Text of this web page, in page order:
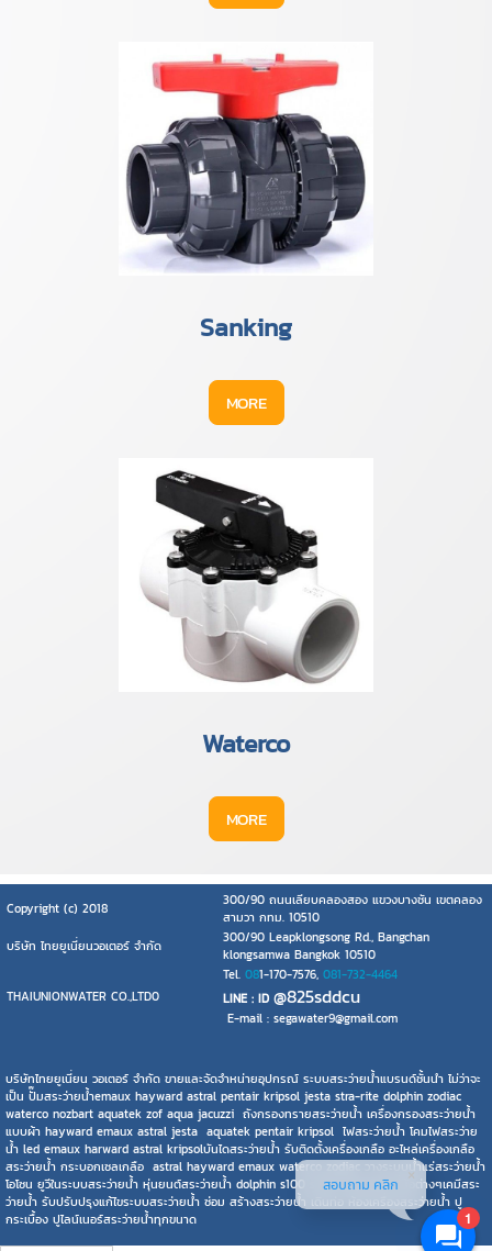
Sanking
MORE
Waterco
MORE
Copyright (c) 2018
300/90 ถนนเลียบคลองสอง แขวงบางชัน เขตคลอง
สามวา กทม. 10510
บริษัท ไทยยูเนี่ยนวอเตอร์ จำกัด
300/90 Leapklongsong Rd., Bangchan
klongsamwa Bangkok 10510
THAIUNIONWATER CO.,LTD0
Tel. 081-170-7576, 081-732-4464
LINE : ID @825sddcu
E-mail : segawater9@gmail.com
บริษัทไทยยูเนี่ยน วอเตอร์ จำกัด ขายและจัดจำหน่ายอุปกรณ์ ระบบสระว่ายน้ำแบรนด์ชั้นนำ ไม่ว่าจะ
เป็น ปั๊มสระว่ายน้ำemaux hayward astral pentair kripsol jesta stra-rite dolphin zodiac
waterco nozbart aquatek zof aqua jacuzzi ถังกรองทรายสระว่ายน้ำ เครื่องกรองสระว่ายน้ำ
แบบผ้า hayward emaux astral jesta aquatek pentair kripsol ไฟสระว่ายน้ำ โคมไฟสระว่าย
น้ำ led emaux harward astral kripsolบันไดสระว่ายน้ำ รับติดตั้งเครื่องเกลือ อะไหล่เครื่องเกลือ
สระว่ายน้ำ กระบอกเซลเกลือ astral hayward emaux waterco zodiac วางระบบน้ำแร่สระว่ายน้ำ
โอโซน ยูวีในระบบสระว่ายน้ำ หุ่นยนต์สระว่ายน้ำ dolphin s100 s200 hayward ยี่ห้อต่างๆเคมีสระ
ว่ายน้ำ รับปรับปรุงแก้ไขระบบสระว่ายน้ำ ซ่อม สร้างสระว่ายน้ำ เดินท่อ ห้องเครื่องสระว่ายน้ำ ปู
กระเบื้อง ปูไลน์เนอร์สระว่ายน้ำทุกขนาด
1
สอบถาม คลิก